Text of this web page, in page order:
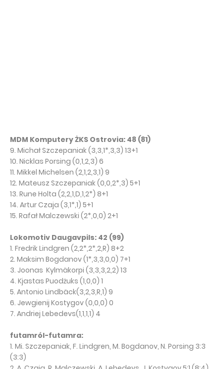
MDM Komputery ŻKS Ostrovia: 48 (81)
9. Michał Szczepaniak (3,3,1*,3,3) 13+1
10. Nicklas Porsing (0,1,2,3) 6
11. Mikkel Michelsen (2,1,2,3,1) 9
12. Mateusz Szczepaniak (0,0,2*,3) 5+1
13. Rune Holta (2,2,1,D,1,2*) 8+1
14. Artur Czaja (3,1*,1) 5+1
15. Rafał Malczewski (2*,0,0) 2+1
Lokomotiv Daugavpils: 42 (99)
1. Fredrik Lindgren (2,2*,2*,2,R) 8+2
2. Maksim Bogdanov (1*,3,3,0,0) 7+1
3. Joonas Kylmäkorpi (3,3,3,2,2) 13
4. Kjastas Puodżuks (1,0,0) 1
5. Antonio Lindbäck(3,2,3,R,1) 9
6. Jewgienij Kostygov (0,0,0) 0
7. Andriej Lebedevs(1,1,1,1) 4
futamról-futamra:
1. Mi. Szczepaniak, F. Lindgren, M. Bogdanov, N. Porsing 3:3
(3:3)